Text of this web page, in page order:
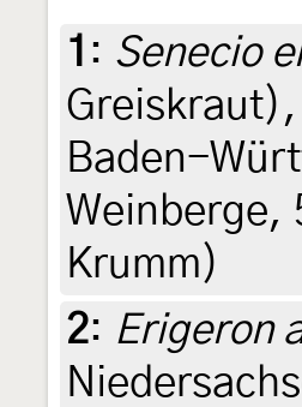
1 : Senecio
Baden-
Weinberge,
Krumm)
2: Erigeron